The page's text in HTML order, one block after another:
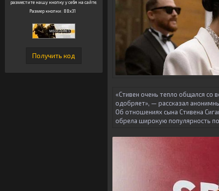
разместите нашу кнопку у себя на сайте.
Размер кнопки: 88x31
«Стивен очень тепло общался со
одобряет», — рассказал
Об отношениях сына Стивена
обрела широкую популярность